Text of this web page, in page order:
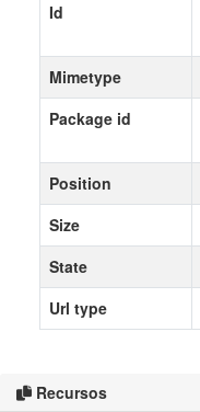
Recursos
Id
Mimetype
Package id
Position
Size
State
Url type